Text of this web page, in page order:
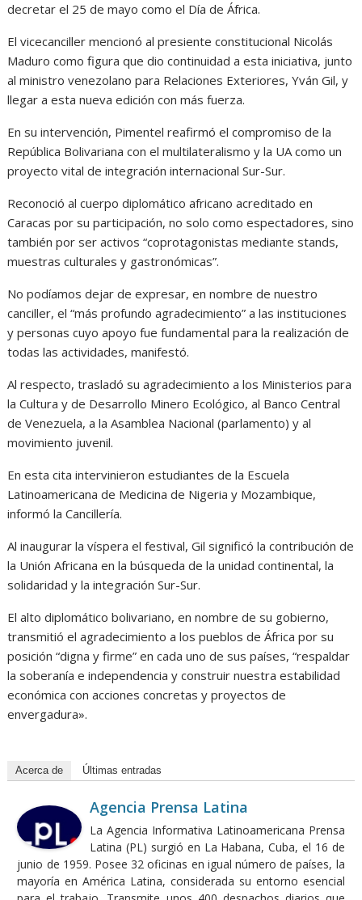
decretar el 25 de mayo como el Día de África.
El vicecanciller mencionó al presiente constitucional Nicolás
Maduro como figura que dio continuidad a esta iniciativa, junto
al ministro venezolano para Relaciones Exteriores, Yván Gil, y
llegar a esta nueva edición con más fuerza.
En su intervención, Pimentel reafirmó el compromiso de la
República Bolivariana con el multilateralismo y la UA como un
proyecto vital de integración internacional Sur-Sur.
Reconoció al cuerpo diplomático africano acreditado en
Caracas por su participación, no solo como espectadores, sino
también por ser activos “coprotagonistas mediante stands,
muestras culturales y gastronómicas”.
No podíamos dejar de expresar, en nombre de nuestro
canciller, el “más profundo agradecimiento” a las instituciones
y personas cuyo apoyo fue fundamental para la realización de
todas las actividades, manifestó.
Al respecto, trasladó su agradecimiento a los Ministerios para
la Cultura y de Desarrollo Minero Ecológico, al Banco Central
de Venezuela, a la Asamblea Nacional (parlamento) y al
movimiento juvenil.
En esta cita intervinieron estudiantes de la Escuela
Latinoamericana de Medicina de Nigeria y Mozambique,
informó la Cancillería.
Al inaugurar la víspera el festival, Gil significó la contribución de
la Unión Africana en la búsqueda de la unidad continental, la
solidaridad y la integración Sur-Sur.
El alto diplomático bolivariano, en nombre de su gobierno,
transmitió el agradecimiento a los pueblos de África por su
posición “digna y firme” en cada uno de sus países, “respaldar
la soberanía e independencia y construir nuestra estabilidad
económica con acciones concretas y proyectos de
envergadura».
Acerca de Últimas entradas
Agencia Prensa Latina
La Agencia Informativa Latinoamericana Prensa
Latina (PL) surgió en La Habana, Cuba, el 16 de
junio de 1959. Posee 32 oficinas en igual número de países, la
mayoría en América Latina, considerada su entorno esencial